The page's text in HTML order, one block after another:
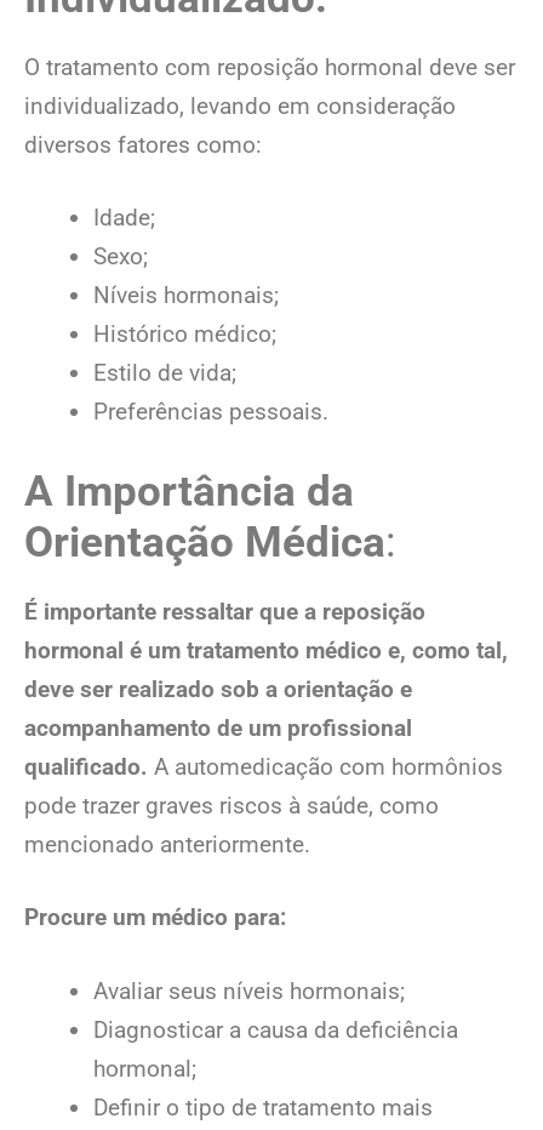
O tratamento com reposição hormonal deve ser
individualizado, levando em consideração
diversos fatores como:
Idade;
Sexo;
Níveis hormonais;
Histórico médico;
Estilo de vida;
Preferências pessoais.
A Importância da
Orientação Médica:
É importante ressaltar que a reposição
hormonal é um tratamento médico e, como tal,
deve ser realizado sob a orientação e
acompanhamento de um profissional
qualificado. A automedicação com hormônios
pode trazer graves riscos à saúde, como
mencionado anteriormente.
Procure um médico para:
Avaliar seus níveis hormonais;
Diagnosticar a causa da deficiência
hormonal;
Definir o tipo de tratamento mais